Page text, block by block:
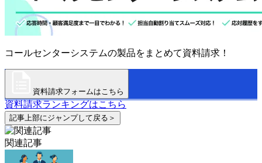
コールセンターシステムの製品をまとめて資料請求！
資料請求フォームはこちら
資料請求ランキングはこちら
記事上部にジャンプして戻る＞
関連記事